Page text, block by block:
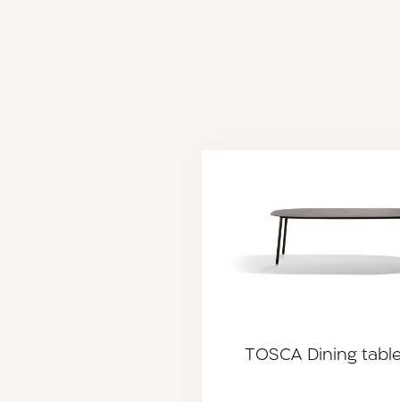
TOSCA Dining